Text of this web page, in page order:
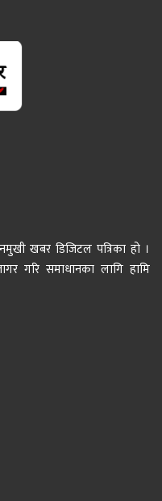
खबर डिजिटल पत्रिका हो ।
गरि समाधानका लागि हामि